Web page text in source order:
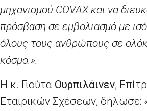
μηχανισμού COVAXκαι να
πρόσβαση σε εμβολιασμό με
όλους τους ανθρώπους σε
κόσμο.».
Η κ. Γιούτα Ουρπιλάινεν,
Εταιρικών Σχέσεων, δήλωσε: